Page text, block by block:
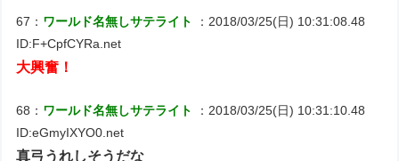
67： ワールド名無しサテライト
：2018/03/25(日) 10:31:08.48
ID:F+CpfCYRa.net
大興奮！
68： ワールド名無しサテライト
：2018/03/25(日) 10:31:10.48
ID:eGmyIXYO0.net
真弓うれしそうだな